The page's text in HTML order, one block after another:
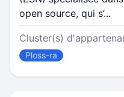
open source, qui s’...
Cluster(s)
Ploss-ra